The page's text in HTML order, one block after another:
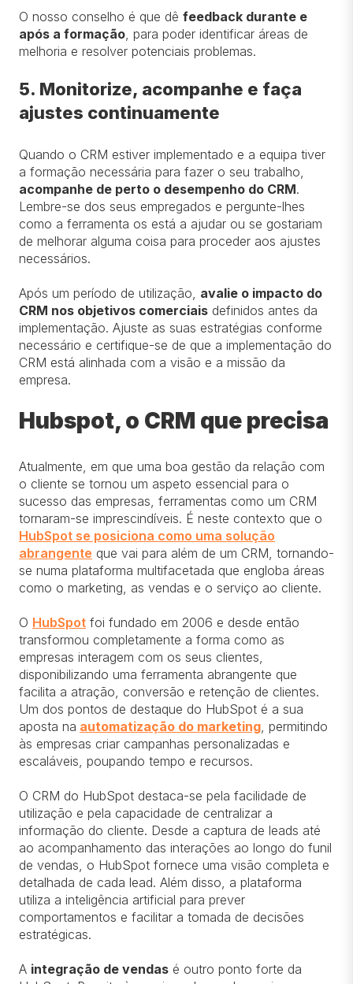
O nosso conselho é que dê feedback durante e
após a formação, para poder identificar áreas de
melhoria e resolver potenciais problemas.
5. Monitorize, acompanhe e faça
ajustes continuamente
Quando o CRM estiver implementado e a equipa tiver
a formação necessária para fazer o seu trabalho,
acompanhe de perto o desempenho do CRM.
Lembre-se dos seus empregados e pergunte-lhes
como a ferramenta os está a ajudar ou se gostariam
de melhorar alguma coisa para proceder aos ajustes
necessários.
Após um período de utilização, avalie o impacto do
CRM nos objetivos comerciais definidos antes da
implementação. Ajuste as suas estratégias conforme
necessário e certifique-se de que a implementação do
CRM está alinhada com a visão e a missão da
empresa.
Hubspot, o CRM que precisa
Atualmente, em que uma boa gestão da relação com
o cliente se tornou um aspeto essencial para o
sucesso das empresas, ferramentas como um CRM
tornaram-se imprescindíveis. É neste contexto que o
HubSpot se posiciona como uma solução
abrangente que vai para além de um CRM, tornando-
se numa plataforma multifacetada que engloba áreas
como o marketing, as vendas e o serviço ao cliente.
O HubSpot foi fundado em 2006 e desde então
transformou completamente a forma como as
empresas interagem com os seus clientes,
disponibilizando uma ferramenta abrangente que
facilita a atração, conversão e retenção de clientes.
Um dos pontos de destaque do HubSpot é a sua
aposta na automatização do marketing, permitindo
às empresas criar campanhas personalizadas e
escaláveis, poupando tempo e recursos.
O CRM do HubSpot destaca-se pela facilidade de
utilização e pela capacidade de centralizar a
informação do cliente. Desde a captura de leads até
ao acompanhamento das interações ao longo do funil
de vendas, o HubSpot fornece uma visão completa e
detalhada de cada lead. Além disso, a plataforma
utiliza a inteligência artificial para prever
comportamentos e facilitar a tomada de decisões
estratégicas.
A integração de vendas é outro ponto forte da